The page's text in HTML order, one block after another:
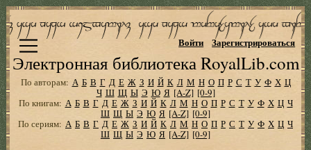
Электронная библиотека RoyalLib.com
Войти Зарегистрироваться
По авторам: А Б В Г Д Е Ж З И Й К Л М Н О П Р С Т У Ф Х Ц
Ч Ш Щ Ы Э Ю Я [A-Z] [0-9]
По книгам: А Б В Г Д Е Ж З И Й К Л М Н О П Р С Т У Ф Х Ц Ч
Ш Щ Ы Э Ю Я [A-Z] [0-9]
По сериям: А Б В Г Д Е Ж З И Й К Л М Н О П Р С Т У Ф Х Ц Ч
Ш Щ Ы Э Ю Я [A-Z] [0-9]